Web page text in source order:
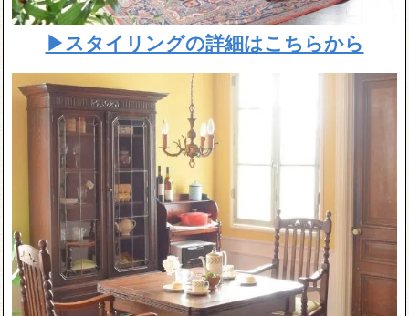
▶スタイリングの詳細はこちらから